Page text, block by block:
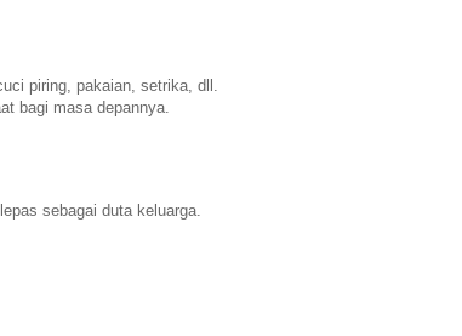
piring, pakaian, setrika, dll.
bagi masa depannya.
sebagai duta keluarga.